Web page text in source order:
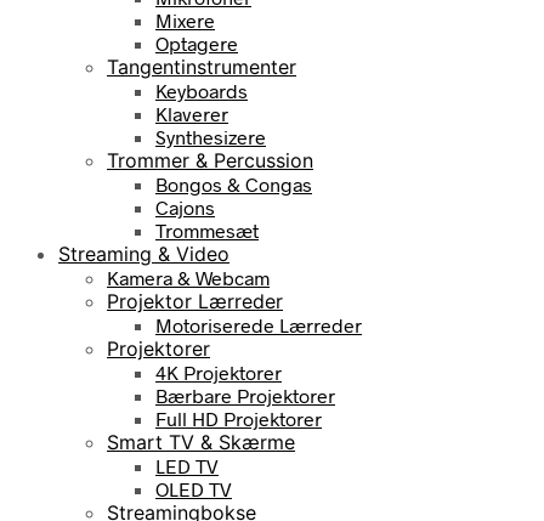
Mixere
Optagere
Tangentinstrumenter
Keyboards
Klaverer
Synthesizere
Trommer & Percussion
Bongos & Congas
Cajons
Trommesæt
Streaming & Video
Kamera & Webcam
Projektor Lærreder
Motoriserede Lærreder
Projektorer
4K Projektorer
Bærbare Projektorer
Full HD Projektorer
Smart TV & Skærme
LED TV
OLED TV
Streamingbokse